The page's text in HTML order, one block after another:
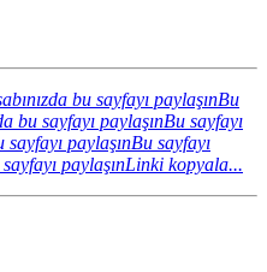
bu sayfayı paylaşınBu
bu sayfayı paylaşınBu sayfayı
sayfayı paylaşınBu sayfayı
paylaşınLinki kopyala...